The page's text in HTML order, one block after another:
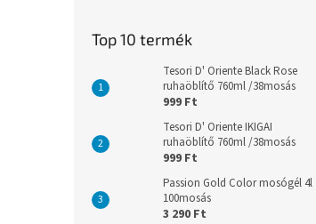
Top 10 termék
Tesori D' Oriente Black Rose
ruhaöblítő 760ml /38mosás
999 Ft
Tesori D' Oriente IKIGAI
ruhaöblítő 760ml /38mosás
999 Ft
Passion Gold Color mosógél 4l
100mosás
3 290 Ft